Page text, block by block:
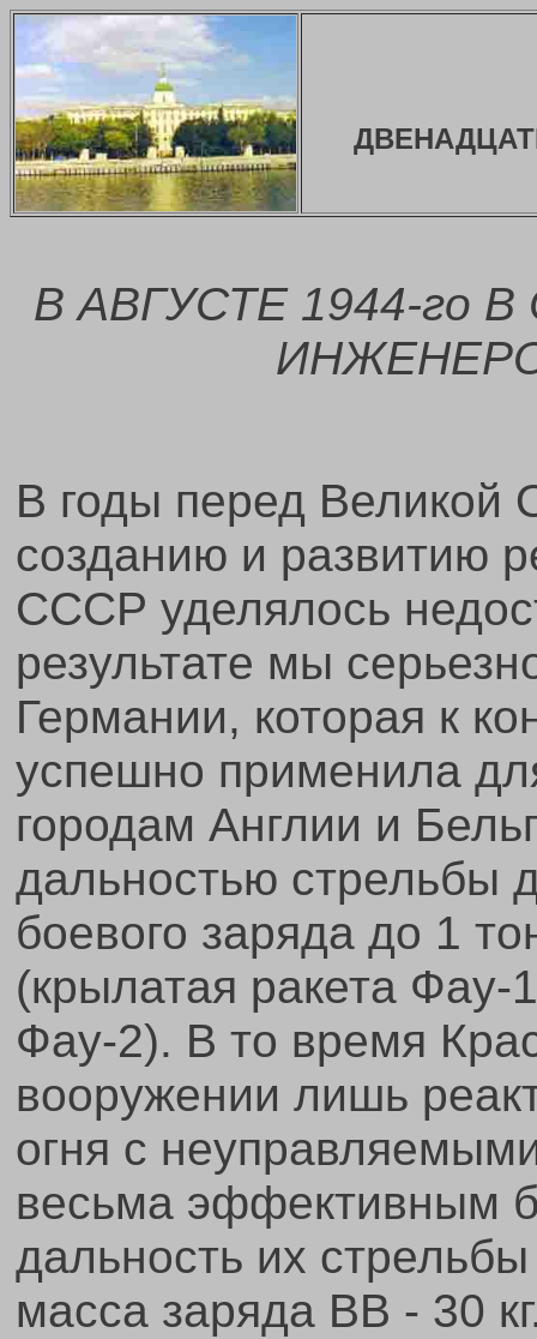
В АВГУСТЕ 1944-го
В годы перед Великой
созданию и развитию
СССР уделялось
результате мы
Германии, которая к
успешно применила
городам Англии и
дальностью стрельбы
боевого заряда до 1
(крылатая ракета Фау-
Фау-2). В то время
вооружении лишь
огня с
весьма эффективным
дальность их
масса заряда ВВ - 30